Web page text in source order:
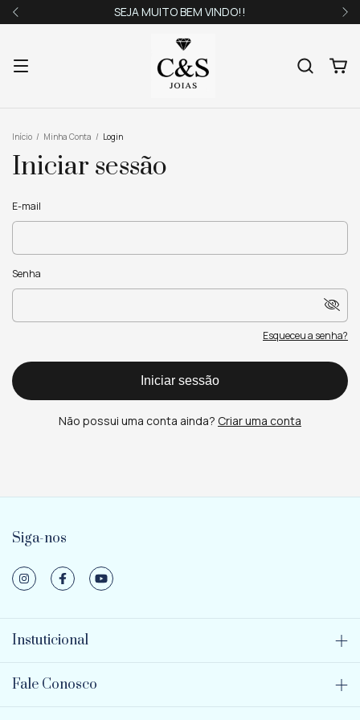
SEJA MUITO BEM VINDO!!
Início / Minha Conta / Login
Iniciar sessão
E-mail
Senha
Esqueceu a senha?
Iniciar sessão
Não possui uma conta ainda? Criar uma conta
Siga-nos
Instuticional
Fale Conosco